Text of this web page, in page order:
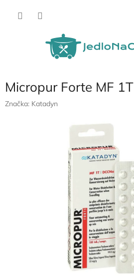
Micropur Forte MF 1T
Značka: Katadyn